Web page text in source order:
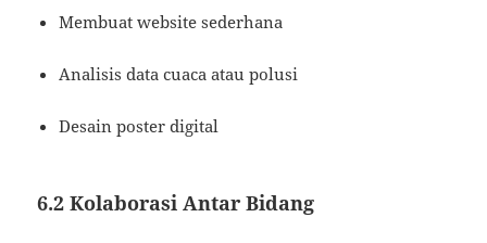
Membuat website sederhana
Analisis data cuaca atau polusi
Desain poster digital
6.2 Kolaborasi Antar Bidang